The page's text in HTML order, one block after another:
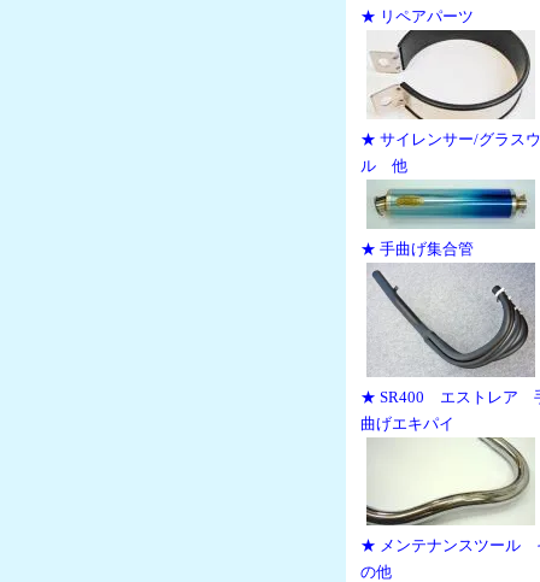
★ リペアパーツ
★ サイレンサー/グラス
ル 他
★ 手曲げ集合管
★ SR400 エストレア
曲げエキパイ
★ メンテナンスツール
の他